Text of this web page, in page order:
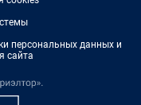
персональных данных и
сайта